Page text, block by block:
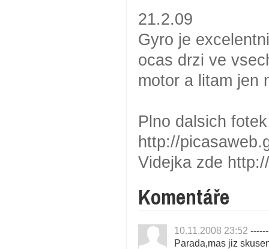
21.2.09
Gyro je
ocas drzi ve
motor a litam jen
Plno dalsich
http://
Videjka zde
Komentáře
10.11.2008 23:52
Parada,mas jiz